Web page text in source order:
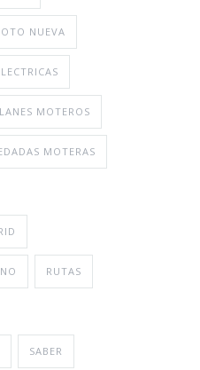
NUEVA
MOTEROS
MOTERAS
RUTAS
SABER